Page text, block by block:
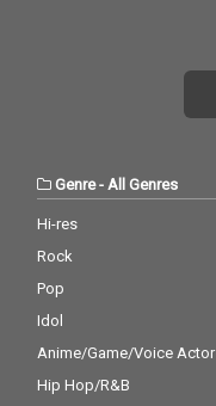
Genre- All Genres
Hi-res
Rock
Pop
Idol
Anime/Game/Voice Actor
Hip Hop/R&B